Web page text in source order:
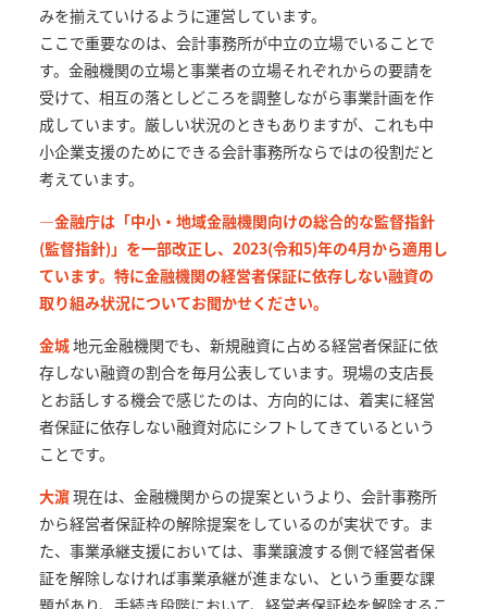
みを揃えていけるように運営しています。
ここで重要なのは、会計事務所が中立の立場でいることで
す。金融機関の立場と事業者の立場それぞれからの要請を
受けて、相互の落としどころを調整しながら事業計画を作
成しています。厳しい状況のときもありますが、これも中
小企業支援のためにできる会計事務所ならではの役割だと
考えています。
—金融庁は「中小・地域金融機関向けの総合的な監督指針
(監督指針)」を一部改正し、2023(令和5)年の4月から適用し
ています。特に金融機関の経営者保証に依存しない融資の
取り組み状況についてお聞かせください。
金城地元金融機関でも、新規融資に占める経営者保証に依
存しない融資の割合を毎月公表しています。現場の支店長
とお話しする機会で感じたのは、方向的には、着実に経営
者保証に依存しない融資対応にシフトしてきているという
ことです。
大濵現在は、金融機関からの提案というより、会計事務所
から経営者保証枠の解除提案をしているのが実状です。ま
た、事業承継支援においては、事業譲渡する側で経営者保
証を解除しなければ事業承継が進まない、という重要な課
題があり、手続き段階において、経営者保証枠を解除するこ